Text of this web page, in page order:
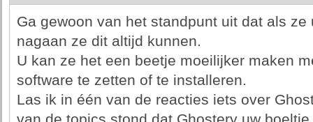
Ga gewoon van het standpunt uit dat als
nagaan ze dit altijd kunnen.
U kan ze het een beetje moeilijker maken
software te zetten of te installeren.
Las ik in één van de reacties iets over